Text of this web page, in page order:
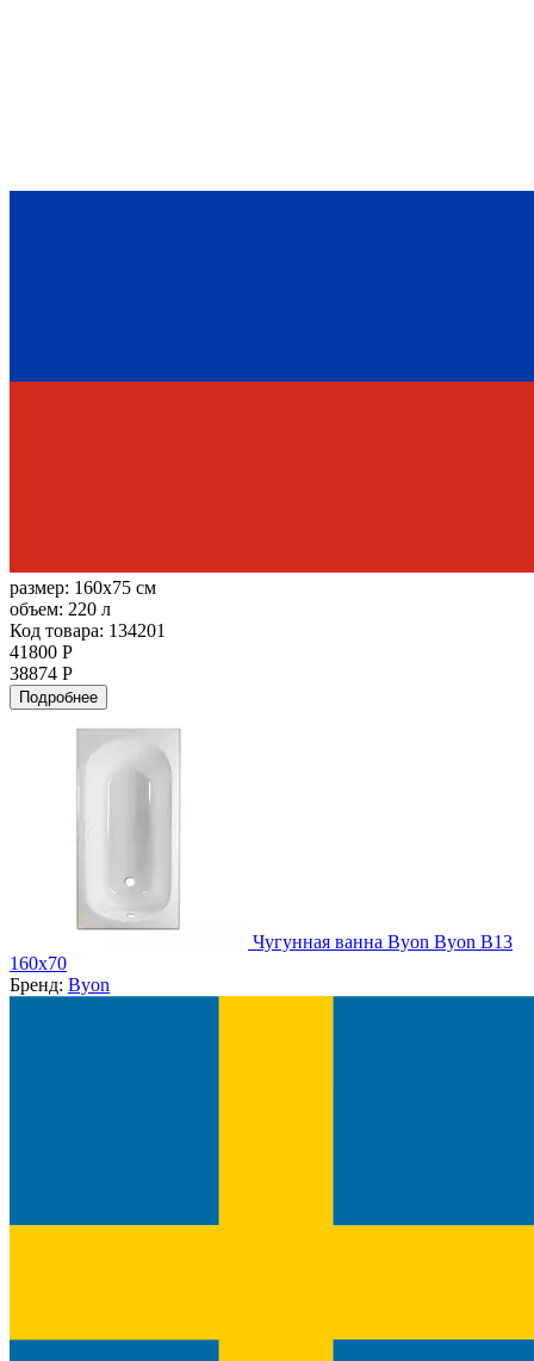
размер: 160x75 см
объем: 220 л
Код товара: 134201
41800 Р
38874 Р
Подробнее
Чугунная ванна Byon Byon B13
160x70
Бренд: Byon